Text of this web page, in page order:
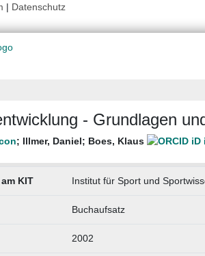
| Datenschutz
- Grundlagen
; Illmer, Daniel; Boes, Klaus
KIT Institut für Sport und
Buchaufsatz
2002